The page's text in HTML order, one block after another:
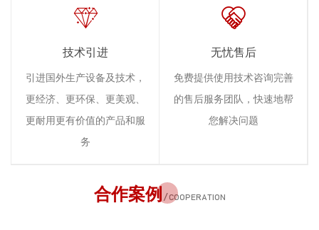
技术引进
引进国外生产设备及技术，
更经济、更环保、更美观、
更耐用更有价值的产品和服
务
无忧售后
免费提供使用技术咨询完善
的售后服务团队，快速地帮
您解决问题
合作案例 / COOPERATION